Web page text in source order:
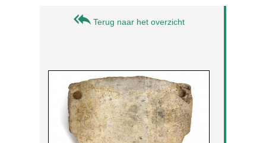
Terug naar het overzicht